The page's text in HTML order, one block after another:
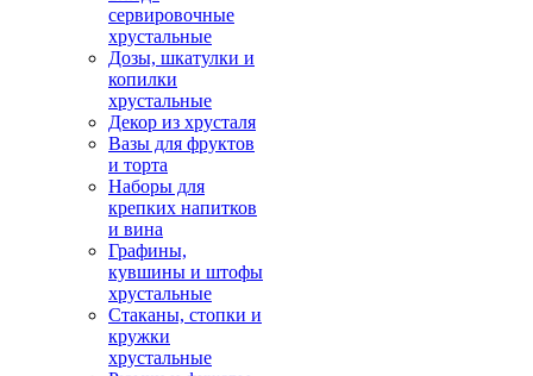
сервировочные
хрустальные
Дозы, шкатулки и
копилки
хрустальные
Декор из хрусталя
Вазы для фруктов
и торта
Наборы для
крепких напитков
и вина
Графины,
кувшины и штофы
хрустальные
Стаканы, стопки и
кружки
хрустальные